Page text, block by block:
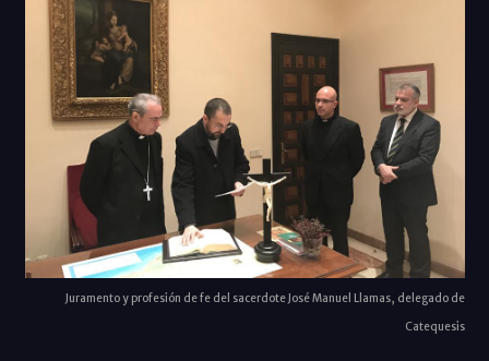
Juramento y profesión de fe del sacerdote José Manuel Llamas, delegado de
Catequesis